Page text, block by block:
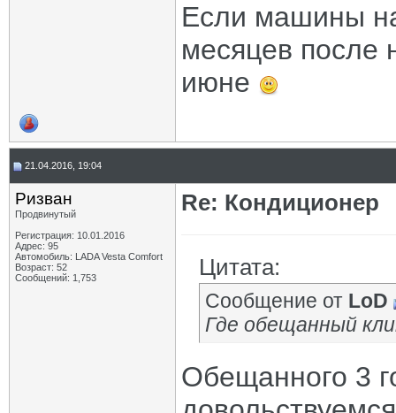
Если машины
месяцев после
июне
21.04.2016, 19:04
Ризван
Продвинутый
Регистрация: 10.01.2016
Адрес: 95
Автомобиль: LADA Vesta Сomfort
Возраст: 52
Сообщений: 1,753
Re: Кондиционер
Цитата:
Сообщение от LoD
Где обещанный
Обещанного 3